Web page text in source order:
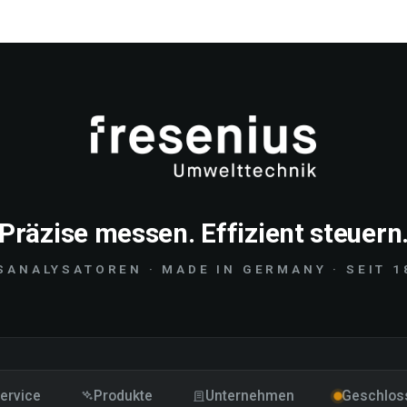
messen. Effizient steuern.
· MADE IN GERMANY · SEIT
Produkte Unternehmen